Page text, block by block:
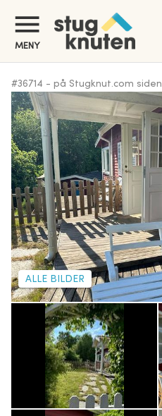
MENY
#36714 - på Stugknut.com siden
ALLE BILDER